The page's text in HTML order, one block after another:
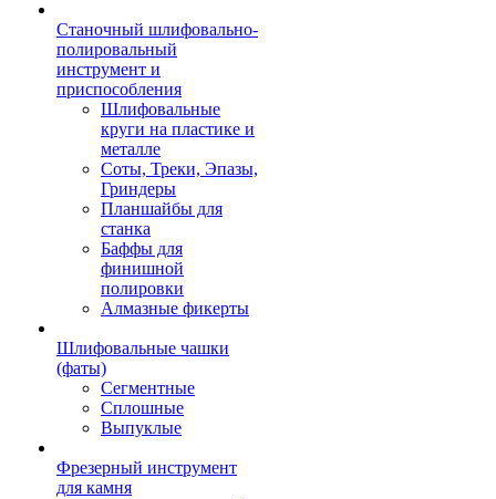
Станочный шлифовально-
полировальный
инструмент и
приспособления
Шлифовальные
круги на пластике и
металле
Соты, Треки, Эпазы,
Гриндеры
Планшайбы для
станка
Баффы для
финишной
полировки
Алмазные фикерты
Шлифовальные чашки
(фаты)
Сегментные
Сплошные
Выпуклые
Фрезерный инструмент
для камня